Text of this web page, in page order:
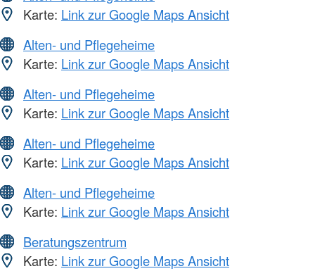
Karte: Link zur Google Maps Ansicht
Alten- und Pflegeheime
Karte: Link zur Google Maps Ansicht
Alten- und Pflegeheime
Karte: Link zur Google Maps Ansicht
Alten- und Pflegeheime
Karte: Link zur Google Maps Ansicht
Alten- und Pflegeheime
Karte: Link zur Google Maps Ansicht
Beratungszentrum
Karte: Link zur Google Maps Ansicht